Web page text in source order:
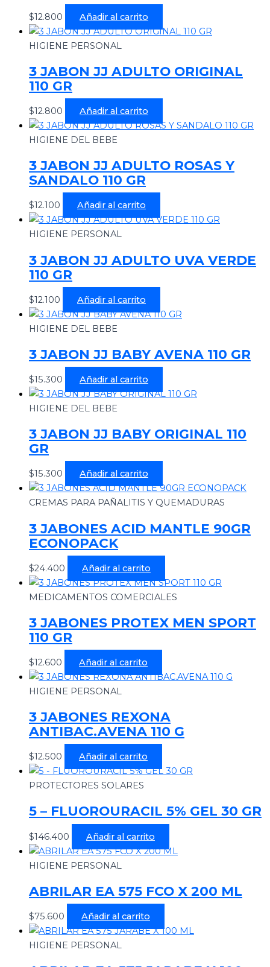
$12.800 Añadir al carrito
HIGIENE PERSONAL
3 JABON JJ ADULTO ORIGINAL
110 GR
$12.800 Añadir al carrito
HIGIENE DEL BEBE
3 JABON JJ ADULTO ROSAS Y
SANDALO 110 GR
$12.100 Añadir al carrito
HIGIENE PERSONAL
3 JABON JJ ADULTO UVA VERDE
110 GR
$12.100 Añadir al carrito
HIGIENE DEL BEBE
3 JABON JJ BABY AVENA 110 GR
$15.300 Añadir al carrito
HIGIENE DEL BEBE
3 JABON JJ BABY ORIGINAL 110
GR
$15.300 Añadir al carrito
CREMAS PARA PAÑALITIS Y QUEMADURAS
3 JABONES ACID MANTLE 90GR
ECONOPACK
$24.400 Añadir al carrito
MEDICAMENTOS COMERCIALES
3 JABONES PROTEX MEN SPORT
110 GR
$12.600 Añadir al carrito
HIGIENE PERSONAL
3 JABONES REXONA
ANTIBAC.AVENA 110 G
$12.500 Añadir al carrito
PROTECTORES SOLARES
5 – FLUOROURACIL 5% GEL 30 GR
$146.400 Añadir al carrito
HIGIENE PERSONAL
ABRILAR EA 575 FCO X 200 ML
$75.600 Añadir al carrito
HIGIENE PERSONAL